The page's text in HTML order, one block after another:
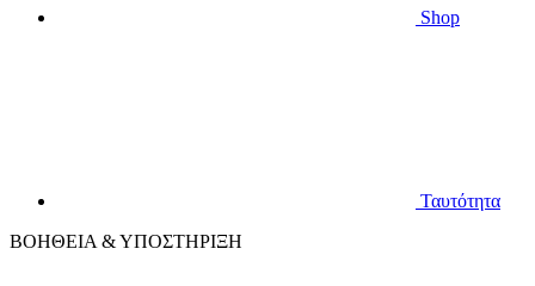
Shop
Ταυτότητα
ΒΟΗΘΕΙΑ & ΥΠΟΣΤΗΡΙΞΗ